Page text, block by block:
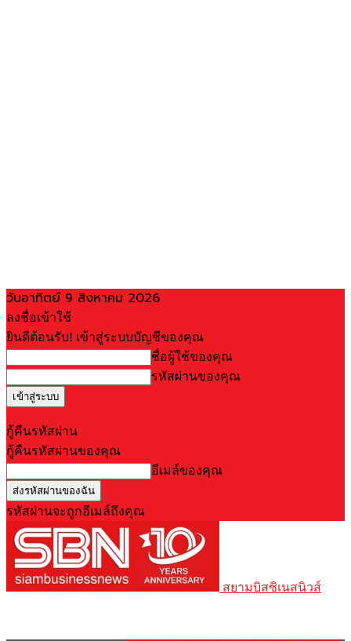
วันอาทิตย์ 9 สิงหาคม 2026
ลงชื่อเข้าใช้
ยินดีต้อนรับ! เข้าสู่ระบบบัญชีของคุณ
ชื่อผู้ใช้ของคุณ
รหัสผ่านของคุณ
กู้คืนรหัสผ่าน
กู้คืนรหัสผ่านของคุณ
อีเมล์ของคุณ
รหัสผ่านจะถูกอีเมล์ถึงคุณ
สยามบิสซิเนสนิวส์